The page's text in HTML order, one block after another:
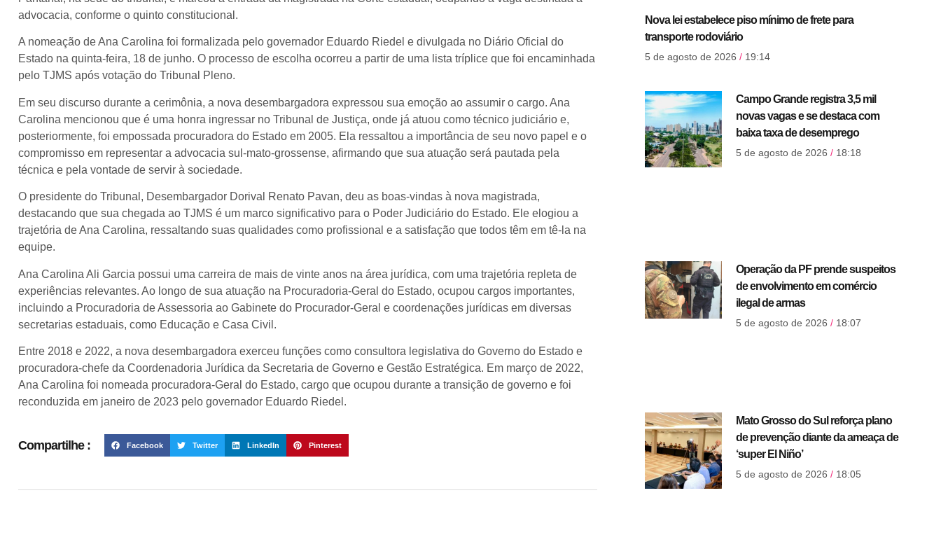
advocacia, conforme o quinto constitucional.
A nomeação de Ana Carolina foi formalizada pelo governador Eduardo Riedel e divulgada no Diário Oficial do
Estado na quinta-feira, 18 de junho. O processo de escolha ocorreu a partir de uma lista tríplice que foi encaminhada
pelo TJMS após votação do Tribunal Pleno.
Em seu discurso durante a cerimônia, a nova desembargadora expressou sua emoção ao assumir o cargo. Ana
Carolina mencionou que é uma honra ingressar no Tribunal de Justiça, onde já atuou como técnico judiciário e,
posteriormente, foi empossada procuradora do Estado em 2005. Ela ressaltou a importância de seu novo papel e o
compromisso em representar a advocacia sul-mato-grossense, afirmando que sua atuação será pautada pela
técnica e pela vontade de servir à sociedade.
O presidente do Tribunal, Desembargador Dorival Renato Pavan, deu as boas-vindas à nova magistrada,
destacando que sua chegada ao TJMS é um marco significativo para o Poder Judiciário do Estado. Ele elogiou a
trajetória de Ana Carolina, ressaltando suas qualidades como profissional e a satisfação que todos têm em tê-la na
equipe.
Ana Carolina Ali Garcia possui uma carreira de mais de vinte anos na área jurídica, com uma trajetória repleta de
experiências relevantes. Ao longo de sua atuação na Procuradoria-Geral do Estado, ocupou cargos importantes,
incluindo a Procuradoria de Assessoria ao Gabinete do Procurador-Geral e coordenações jurídicas em diversas
secretarias estaduais, como Educação e Casa Civil.
Entre 2018 e 2022, a nova desembargadora exerceu funções como consultora legislativa do Governo do Estado e
procuradora-chefe da Coordenadoria Jurídica da Secretaria de Governo e Gestão Estratégica. Em março de 2022,
Ana Carolina foi nomeada procuradora-Geral do Estado, cargo que ocupou durante a transição de governo e foi
reconduzida em janeiro de 2023 pelo governador Eduardo Riedel.
Compartilhe : Facebook Twitter LinkedIn Pinterest
Nova lei estabelece piso mínimo de frete para
transporte rodoviário
5 de agosto de 2026 19:14
Campo Grande registra 3,5 mil
novas vagas e se destaca com
baixa taxa de desemprego
5 de agosto de 2026 18:18
Operação da PF prende suspeitos
de envolvimento em comércio
ilegal de armas
5 de agosto de 2026 18:07
Mato Grosso do Sul reforça plano
de prevenção diante da ameaça de
‘super El Niño’
5 de agosto de 2026 18:05